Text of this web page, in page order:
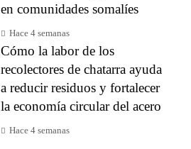
en comunidades somalíes
Hace 4 semanas
Cómo la labor de los
recolectores de chatarra ayuda
a reducir residuos y fortalecer
la economía circular del acero
Hace 4 semanas